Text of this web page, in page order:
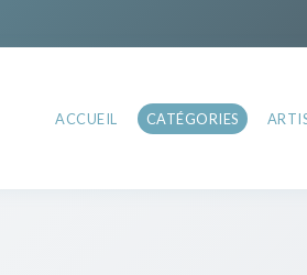
ACCUEIL CATÉGORIES